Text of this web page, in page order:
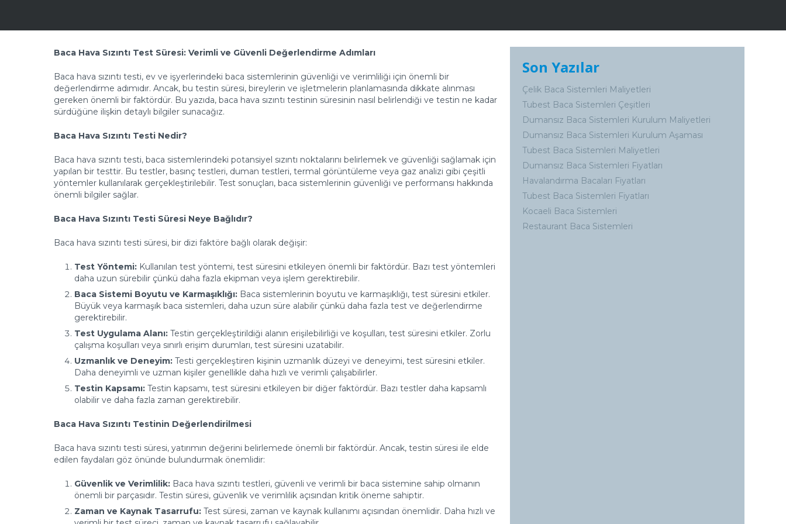
Baca Hava Sızıntı Test Süresi: Verimli ve Güvenli Değerlendirme Adımları
Baca hava sızıntı testi, ev ve işyerlerindeki baca sistemlerinin güvenliği ve verimliliği için önemli bir
değerlendirme adımıdır. Ancak, bu testin süresi, bireylerin ve işletmelerin planlamasında dikkate alınması
gereken önemli bir faktördür. Bu yazıda, baca hava sızıntı testinin süresinin nasıl belirlendiği ve testin ne kadar
sürdüğüne ilişkin detaylı bilgiler sunacağız.
Baca Hava Sızıntı Testi Nedir?
Baca hava sızıntı testi, baca sistemlerindeki potansiyel sızıntı noktalarını belirlemek ve güvenliği sağlamak için
yapılan bir testtir. Bu testler, basınç testleri, duman testleri, termal görüntüleme veya gaz analizi gibi çeşitli
yöntemler kullanılarak gerçekleştirilebilir. Test sonuçları, baca sistemlerinin güvenliği ve performansı hakkında
önemli bilgiler sağlar.
Baca Hava Sızıntı Testi Süresi Neye Bağlıdır?
Baca hava sızıntı testi süresi, bir dizi faktöre bağlı olarak değişir:
Test Yöntemi: Kullanılan test yöntemi, test süresini etkileyen önemli bir faktördür. Bazı test yöntemleri
daha uzun sürebilir çünkü daha fazla ekipman veya işlem gerektirebilir.
Baca Sistemi Boyutu ve Karmaşıklığı: Baca sistemlerinin boyutu ve karmaşıklığı, test süresini etkiler.
Büyük veya karmaşık baca sistemleri, daha uzun süre alabilir çünkü daha fazla test ve değerlendirme
gerektirebilir.
Test Uygulama Alanı: Testin gerçekleştirildiği alanın erişilebilirliği ve koşulları, test süresini etkiler. Zorlu
çalışma koşulları veya sınırlı erişim durumları, test süresini uzatabilir.
Uzmanlık ve Deneyim: Testi gerçekleştiren kişinin uzmanlık düzeyi ve deneyimi, test süresini etkiler.
Daha deneyimli ve uzman kişiler genellikle daha hızlı ve verimli çalışabilirler.
Testin Kapsamı: Testin kapsamı, test süresini etkileyen bir diğer faktördür. Bazı testler daha kapsamlı
olabilir ve daha fazla zaman gerektirebilir.
Baca Hava Sızıntı Testinin Değerlendirilmesi
Baca hava sızıntı testi süresi, yatırımın değerini belirlemede önemli bir faktördür. Ancak, testin süresi ile elde
edilen faydaları göz önünde bulundurmak önemlidir:
Güvenlik ve Verimlilik: Baca hava sızıntı testleri, güvenli ve verimli bir baca sistemine sahip olmanın
önemli bir parçasıdır. Testin süresi, güvenlik ve verimlilik açısından kritik öneme sahiptir.
Zaman ve Kaynak Tasarrufu: Test süresi, zaman ve kaynak kullanımı açısından önemlidir. Daha hızlı ve
Son Yazılar
Çelik Baca Sistemleri Maliyetleri
Tubest Baca Sistemleri Çeşitleri
Dumansız Baca Sistemleri Kurulum Maliyetleri
Dumansız Baca Sistemleri Kurulum Aşaması
Tubest Baca Sistemleri Maliyetleri
Dumansız Baca Sistemleri Fiyatları
Havalandırma Bacaları Fiyatları
Tubest Baca Sistemleri Fiyatları
Kocaeli Baca Sistemleri
Restaurant Baca Sistemleri